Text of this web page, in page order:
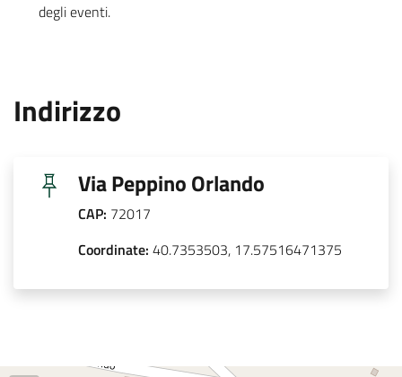
degli eventi.
Indirizzo
Via Peppino Orlando
CAP: 72017
Coordinate: 40.7353503, 17.57516471375